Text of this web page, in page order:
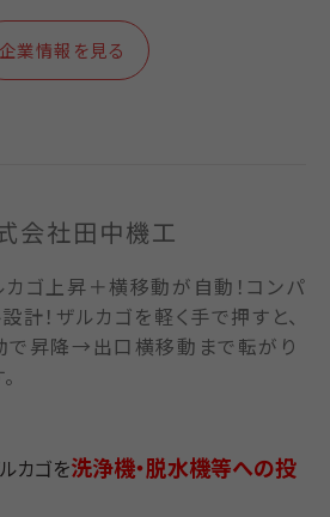
企業情報を見る
会社田中機工
カゴ上昇＋横移動が自動！コンパ
設計！ザルカゴを軽く手で押すと、
で昇降→出口横移動まで転がり
カゴを洗浄機・脱水機等への投